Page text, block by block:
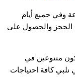
وفي جميع أيام
الحجز والحصول على
متنوعين في
كافة احتياجات